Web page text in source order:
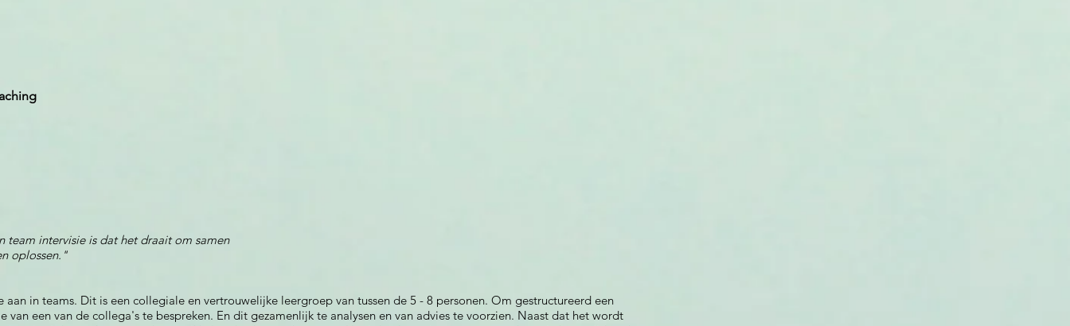
intervisie is dat het draait om samen
oplossen."
in teams. Dit is een collegiale en vertrouwelijke leergroep van tussen de 5 - 8 personen. Om gestructureerd een
van een van de collega's te bespreken. En dit gezamenlijk te analysen en van advies te voorzien. Naast dat het wordt